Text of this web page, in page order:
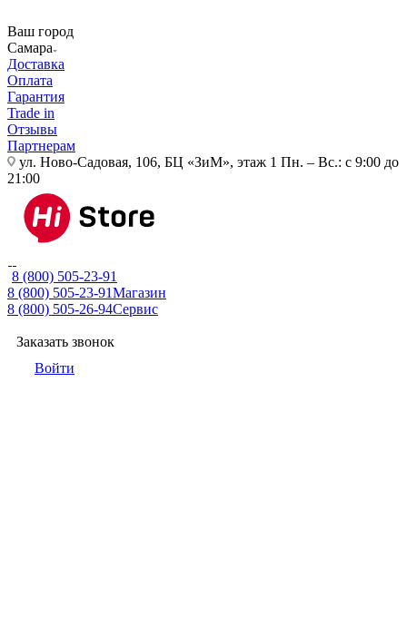
Ваш город
Самара
Доставка
Оплата
Гарантия
Trade in
Отзывы
Партнерам
ул. Ново-Садовая, 106, БЦ «ЗиМ», этаж 1 Пн. – Вс.: с 9:00 до
21:00
8 (800) 505-23-91
8 (800) 505-23-91Магазин
8 (800) 505-26-94Сервис
Заказать звонок
Войти